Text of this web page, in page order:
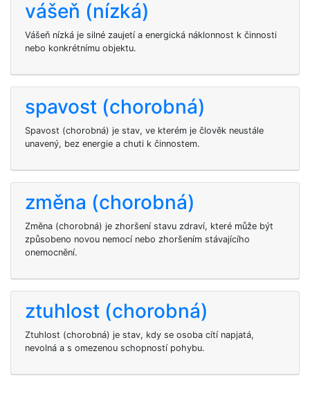
vášeň (nízká)
Vášeň nízká je silné zaujetí a energická náklonnost k činnosti
nebo konkrétnímu objektu.
spavost (chorobná)
Spavost (chorobná) je stav, ve kterém je člověk neustále
unavený, bez energie a chuti k činnostem.
změna (chorobná)
Změna (chorobná) je zhoršení stavu zdraví, které může být
způsobeno novou nemocí nebo zhoršením stávajícího
onemocnění.
ztuhlost (chorobná)
Ztuhlost (chorobná) je stav, kdy se osoba cítí napjatá,
nevolná a s omezenou schopností pohybu.